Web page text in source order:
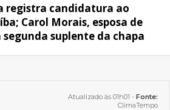
registra candidatura ao
Carol Morais, esposa de
suplente da chapa
Atualizado às 01h01 - Fonte:
ClimaTempo